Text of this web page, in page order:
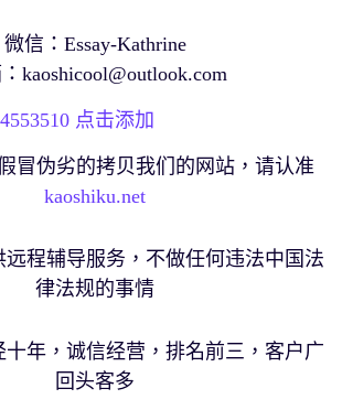
微信：Essay-Kathrine
kaoshicool@outlook.com
点击添加
冒伪劣的拷贝我们的网站，请认准
kaoshiku.net
远程辅导服务，不做任何违法中国法
律法规的事情
十年，诚信经营，排名前三，客户广
回头客多